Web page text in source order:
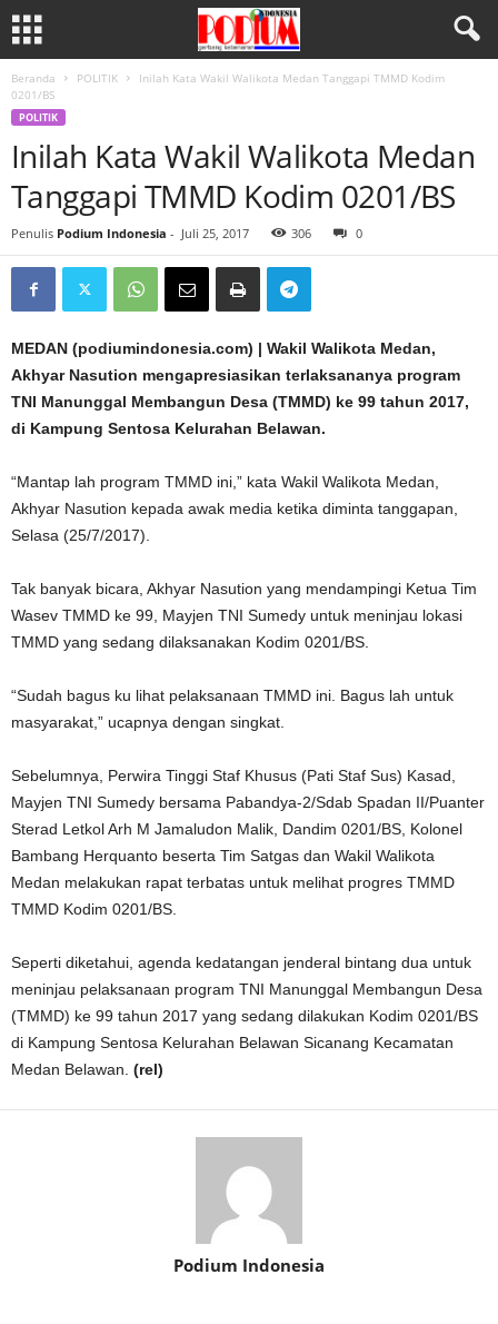
Beranda POLITIK
Inilah Kata Wakil Walikota Medan Tanggapi TMMD Kodim
0201/BS
POLITIK
Inilah Kata Wakil Walikota Medan
Tanggapi TMMD Kodim 0201/BS
Penulis Podium Indonesia - Juli 25, 2017 306 0
MEDAN (podiumindonesia.com) | Wakil Walikota Medan,
Akhyar Nasution mengapresiasikan terlaksananya program
TNI Manunggal Membangun Desa (TMMD) ke 99 tahun 2017,
di Kampung Sentosa Kelurahan Belawan.
“Mantap lah program TMMD ini,” kata Wakil Walikota Medan,
Akhyar Nasution kepada awak media ketika diminta tanggapan,
Selasa (25/7/2017).
Tak banyak bicara, Akhyar Nasution yang mendampingi Ketua Tim
Wasev TMMD ke 99, Mayjen TNI Sumedy untuk meninjau lokasi
TMMD yang sedang dilaksanakan Kodim 0201/BS.
“Sudah bagus ku lihat pelaksanaan TMMD ini. Bagus lah untuk
masyarakat,” ucapnya dengan singkat.
Sebelumnya, Perwira Tinggi Staf Khusus (Pati Staf Sus) Kasad,
Mayjen TNI Sumedy bersama Pabandya-2/Sdab Spadan II/Puanter
Sterad Letkol Arh M Jamaludon Malik, Dandim 0201/BS, Kolonel
Bambang Herquanto beserta Tim Satgas dan Wakil Walikota
Medan melakukan rapat terbatas untuk melihat progres TMMD
TMMD Kodim 0201/BS.
Seperti diketahui, agenda kedatangan jenderal bintang dua untuk
meninjau pelaksanaan program TNI Manunggal Membangun Desa
(TMMD) ke 99 tahun 2017 yang sedang dilakukan Kodim 0201/BS
di Kampung Sentosa Kelurahan Belawan Sicanang Kecamatan
Medan Belawan. (rel)
Podium Indonesia